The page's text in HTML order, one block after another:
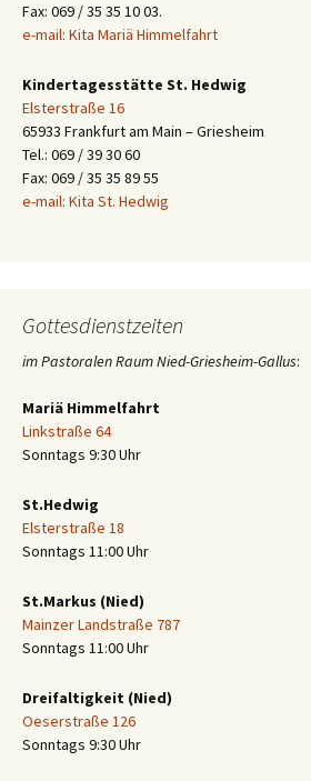
Fax: 069 / 35 35 10 03.
e-mail: Kita Mariä Himmelfahrt
Kindertagesstätte St. Hedwig
Elsterstraße 16
65933 Frankfurt am Main – Griesheim
Tel.: 069 / 39 30 60
Fax: 069 / 35 35 89 55
e-mail: Kita St. Hedwig
Gottesdienstzeiten
im Pastoralen Raum Nied-Griesheim-Gallus:
Mariä Himmelfahrt
Linkstraße 64
Sonntags 9:30 Uhr
St.Hedwig
Elsterstraße 18
Sonntags 11:00 Uhr
St.Markus (Nied)
Mainzer Landstraße 787
Sonntags 11:00 Uhr
Dreifaltigkeit (Nied)
Oeserstraße 126
Sonntags 9:30 Uhr